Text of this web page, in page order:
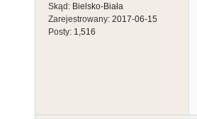
Skąd: Bielsko-Biała
Zarejestrowany: 2017-06-15
Posty: 1,516